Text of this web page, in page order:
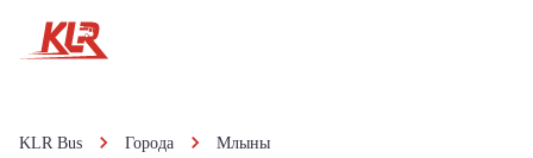
KLR Bus Города Млыны